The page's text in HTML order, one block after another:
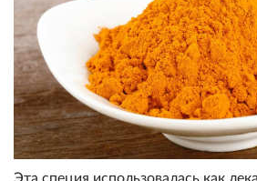
Эта специя использовалась как